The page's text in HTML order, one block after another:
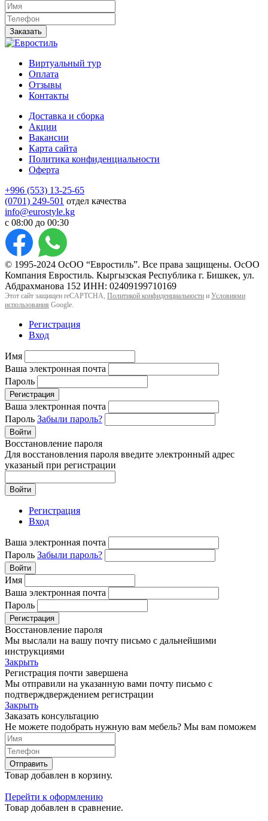
Заказать
Виртуальный тур
Оплата
Отзывы
Контакты
Доставка и сборка
Акции
Вакансии
Карта сайта
Политика конфиденциальности
Оферта
+996 (553) 13-25-65
(0701) 249-501 отдел качества
info@eurostyle.kg
с 08:00 до 00:30
© 1995-2024 ОсОО “Евростиль”. Все права защищены. ОсОО
Компания Евростиль. Кыргызская Республика г. Бишкек, ул.
Абдрахманова 152 ИНН: 02409199710169
Этот сайт защищен reCAPTCHA, Политикой конфиденциальности и Условиями
использования Google.
Регистрация
Вход
Имя
Ваша электронная почта
Пароль
Регистрация
Ваша электронная почта
Пароль Забыли пароль?
Войти
Восстановление пароля
Для восстановления пароля введите электронный адрес
указаный при регистрации
Войти
Регистрация
Вход
Ваша электронная почта
Пароль Забыли пароль?
Войти
Имя
Ваша электронная почта
Пароль
Регистрация
Восстановление пароля
Мы выслали на вашу почту письмо с дальнейшими
инструкциями
Закрыть
Регистрация почти завершена
Мы отправили на указанную вами почту письмо с
подтверждверждением регистрации
Закрыть
Заказать консультацию
Не можете подобрать нужную вам мебель? Мы вам поможем
Отправить
Товар добавлен в корзину.
Перейти к оформлению
Товар добавлен в сравнение.